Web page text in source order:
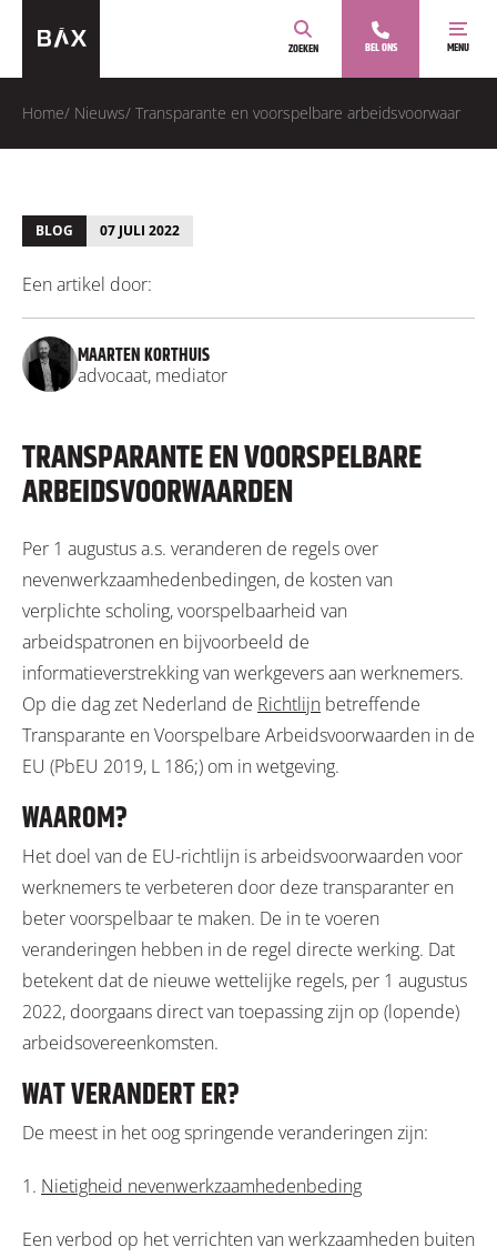
ZOEKEN BEL ONS MENU
Home/ Nieuws/ Transparante en voorspelbare arbeidsvoorwaarden
BLOG 07 JULI 2022
Een artikel door:
MAARTEN KORTHUIS
advocaat, mediator
TRANSPARANTE EN VOORSPELBARE
ARBEIDSVOORWAARDEN
Per 1 augustus a.s. veranderen de regels over
nevenwerkzaamhedenbedingen, de kosten van
verplichte scholing, voorspelbaarheid van
arbeidspatronen en bijvoorbeeld de
informatieverstrekking van werkgevers aan werknemers.
Op die dag zet Nederland de Richtlijn betreffende
Transparante en Voorspelbare Arbeidsvoorwaarden in de
EU (PbEU 2019, L 186;) om in wetgeving.
WAAROM?
Het doel van de EU-richtlijn is arbeidsvoorwaarden voor
werknemers te verbeteren door deze transparanter en
beter voorspelbaar te maken. De in te voeren
veranderingen hebben in de regel directe werking. Dat
betekent dat de nieuwe wettelijke regels, per 1 augustus
2022, doorgaans direct van toepassing zijn op (lopende)
arbeidsovereenkomsten.
WAT VERANDERT ER?
De meest in het oog springende veranderingen zijn:
1. Nietigheid nevenwerkzaamhedenbeding
Een verbod op het verrichten van werkzaamheden buiten